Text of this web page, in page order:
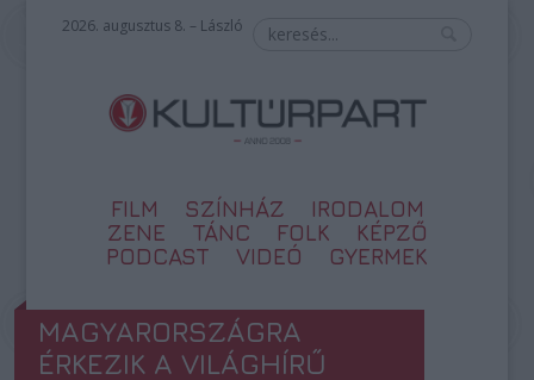
2026. augusztus 8. – László
FILM SZÍNHÁZ
IRODALOM
ZENE
TÁNC FOLK
KÉPZŐ
PODCAST
VIDEÓ GYERMEK
MAGYARORSZÁGRA
ÉRKEZIK A VILÁGHÍRŰ